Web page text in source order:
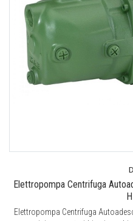
Elettropompa Centrifuga
Elettropompa Centrifuga